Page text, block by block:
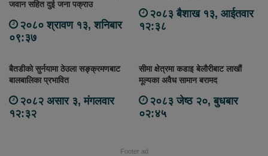
जवान सहित दुई जना पक्राउ
२०८० श्रावण १३, शनिबार
०९:३७
२०८३ बैशाख १३, आईतवार
१२:३८
बैतडीको सुर्नयामा ठेउला सङ्क्रमणबाट
बालबालिका प्रभावित
२०८२ असार ३, मंगलवार
१२:३२
सीमा क्षेत्रमा कडाइ बेलौरीबाट लाखौं
मूल्यका अवैध सामान बरामद
२०८३ जेष्ठ २०, बुधबार
०२:४५
Footer ad